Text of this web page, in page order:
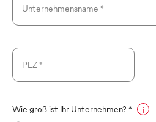
Unternehmensname *
PLZ *
Wie groß ist Ihr Unternehmen? *